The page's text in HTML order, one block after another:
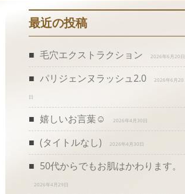
最近の投稿
毛穴エクストラクション 2026年6月20日
パリジェンヌラッシュ2.0 2026年6月20
日
嬉しいお言葉☺️ 2026年4月30日
(タイトルなし) 2026年4月30日
50代からでもお肌はかわります。
2026年4月29日